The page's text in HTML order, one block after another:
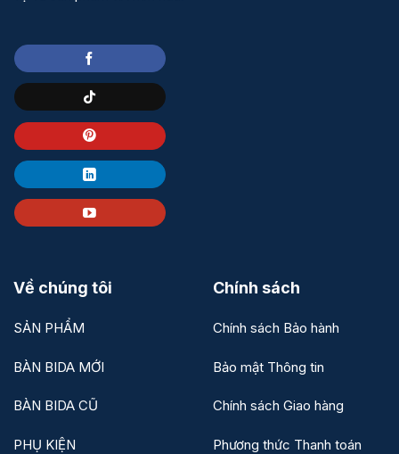
Về chúng tôi
SẢN PHẨM
BÀN BIDA MỚI
BÀN BIDA CŨ
PHỤ KIỆN
Chính sách
Chính sách Bảo hành
Bảo mật Thông tin
Chính sách Giao hàng
Phương thức Thanh toán